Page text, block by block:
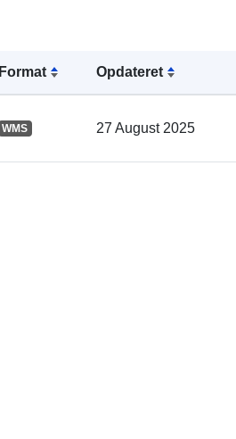
Format Opdateret
WMS 27 August 2025
Fysiske: